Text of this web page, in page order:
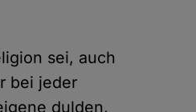
sei, auch
bei jeder
dulden,